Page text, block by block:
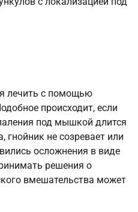
лечить с помощью
происходит, если
под мышкой длится
не созревает или
осложнения в виде
решения о
вмешательства может